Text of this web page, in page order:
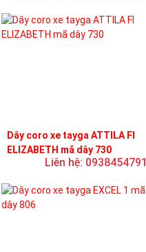
Dây coro xe tayga ATTILA FI
ELIZABETH mã dây 730
Liên hệ: 0938454791